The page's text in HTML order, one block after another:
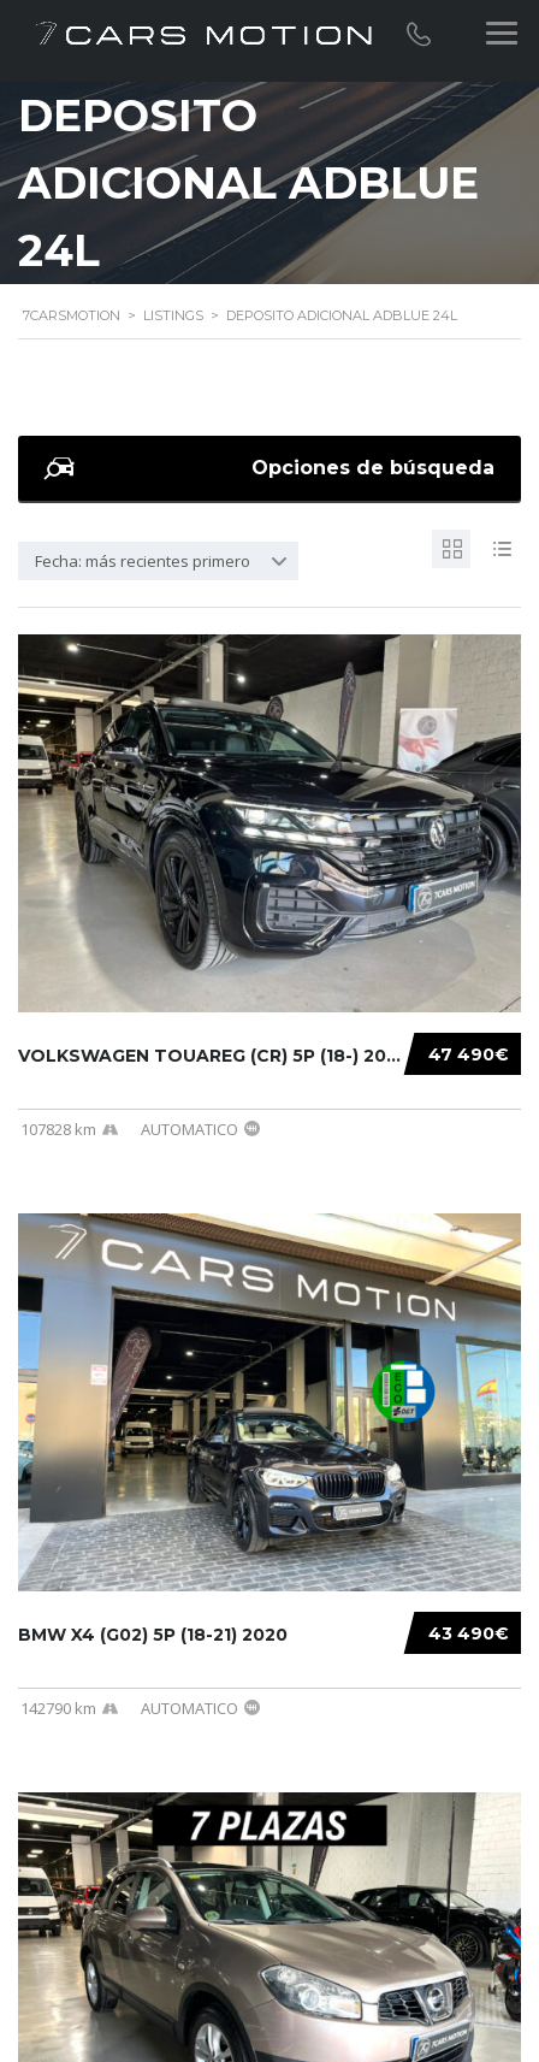
DEPOSITO
ADICIONAL ADBLUE
24L
7CARSMOTION > LISTINGS > DEPOSITO ADICIONAL ADBLUE 24L
Opciones de búsqueda
Fecha: más recientes primero
47 490€
VOLKSWAGEN TOUAREG (CR) 5P (18-) 2021...
107828 km AUTOMATICO
43 490€
BMW X4 (G02) 5P (18-21) 2020
142790 km AUTOMATICO